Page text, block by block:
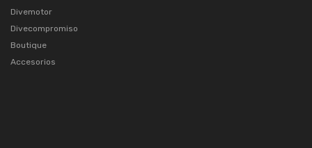
Divemotor
Divecompromiso
Boutique
Accesorios